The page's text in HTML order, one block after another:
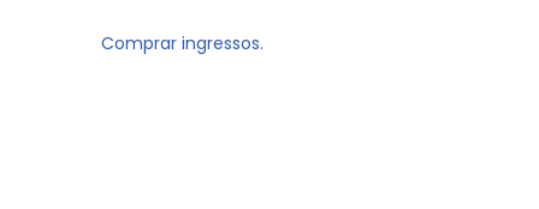
Comprar ingressos.